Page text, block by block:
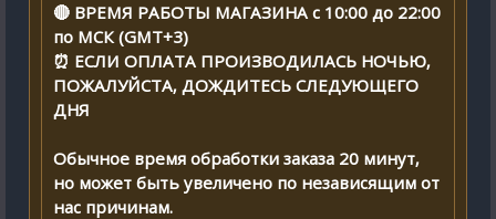
🔴 ВРЕМЯ РАБОТЫ МАГАЗИНА с 10:00 до 22:00
по МСК (GMT+3)
⏰ ЕСЛИ ОПЛАТА ПРОИЗВОДИЛАСЬ НОЧЬЮ,
ПОЖАЛУЙСТА, ДОЖДИТЕСЬ СЛЕДУЮЩЕГО
ДНЯ
Обычное время обработки заказа 20 минут,
но может быть увеличено по независящим от
нас причинам.